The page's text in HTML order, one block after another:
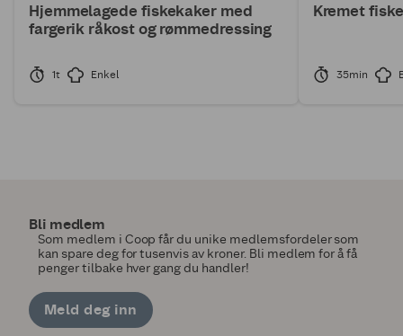
Hjemmelagede fiskekaker med
fargerik råkost og rømmedressing
1t Enkel
Kremet
35min
Bli medlem
Som medlem i Coop får du unike medlemsfordeler som
kan spare deg for tusenvis av kroner. Bli medlem for å få
penger tilbake hver gang du handler!
Meld deg inn